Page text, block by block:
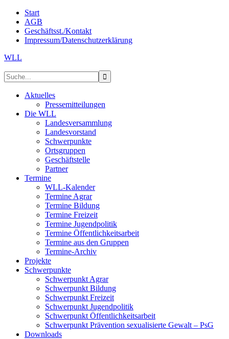
Start
AGB
Geschäftsst./Kontakt
Impressum/Datenschutzerklärung
WLL
Aktuelles
Pressemitteilungen
Die WLL
Landesversammlung
Landesvorstand
Schwerpunkte
Ortsgruppen
Geschäftstelle
Partner
Termine
WLL-Kalender
Termine Agrar
Termine Bildung
Termine Freizeit
Termine Jugendpolitik
Termine Öffentlichkeitsarbeit
Termine aus den Gruppen
Termine-Archiv
Projekte
Schwerpunkte
Schwerpunkt Agrar
Schwerpunkt Bildung
Schwerpunkt Freizeit
Schwerpunkt Jugendpolitik
Schwerpunkt Öffentlichkeitsarbeit
Schwerpunkt Prävention sexualisierte Gewalt – PsG
Downloads